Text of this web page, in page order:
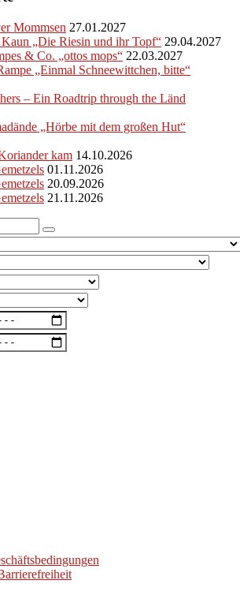
Mommsen 27.01.2027
„Die Riesin und ihr Topf“ 29.04.2027
& Co. „ottos mops“ 22.03.2027
„Einmal Schneewittchen, bitte“
– Ein Roadtrip through the Länd
„Hörbe mit dem großen Hut“
kam 14.10.2026
01.11.2026
20.09.2026
21.11.2026